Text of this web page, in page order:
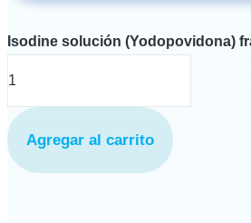
Isodine solución (Yodopovidona)
Agregar al carrito